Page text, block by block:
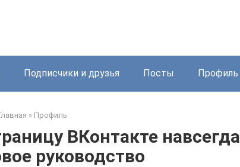
Подписчики и друзья Посты Профиль
» Профиль
ВКонтакте навсегда
руководство